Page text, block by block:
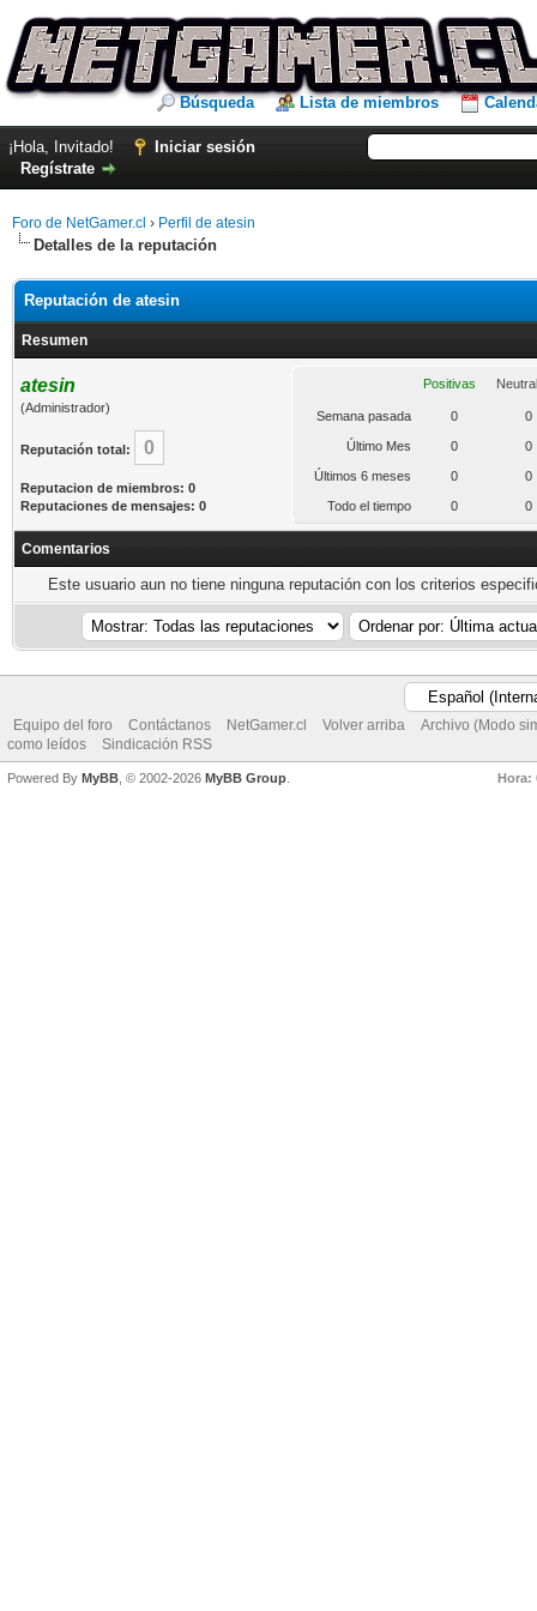
Búsqueda Lista de miembros
¡Hola, Invitado!
Iniciar sesión
Regístrate
Foro de NetGamer.cl › Perfil de atesin
Detalles de la reputación
Reputación de atesin
Resumen
atesin
(Administrador)
Reputación total: 0
Reputacion de miembros: 0
Reputaciones de mensajes: 0
Positivas
Semana pasada 0 0
Último Mes 0 0
Últimos 6 meses 0 0
Todo el tiempo 0 0
Comentarios
Este usuario aun no tiene ninguna reputación con los criterios
Equipo del foro Contáctanos NetGamer.cl Volver arriba
Archivo (Modo
como leídos
Sindicación RSS
Hora:
Powered By MyBB , © 2002-2026 MyBB Group